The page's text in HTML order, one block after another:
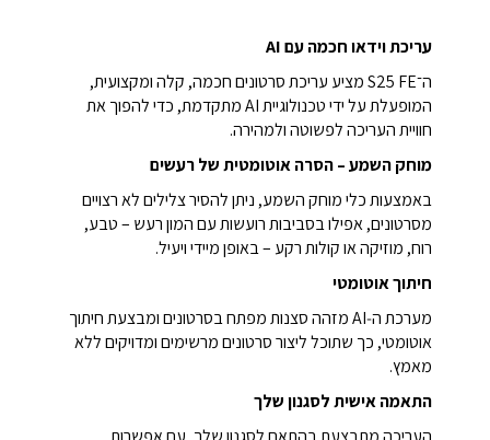
עריכת וידאו חכמה עם AI
ה־S25 FE מציע עריכת סרטונים חכמה, קלה ומקצועית,
המופעלת על ידי טכנולוגיית AI מתקדמת, כדי להפוך את
חוויית העריכה לפשוטה ולמהירה.
מוחק השמע – הסרה אוטומטית של רעשים
באמצעות כלי מוחק השמע, ניתן להסיר צלילים לא רצויים
מסרטונים, אפילו בסביבות רועשות עם המון רעש – טבע,
רוח, מוזיקה או קולות רקע – באופן מיידי ויעיל.
חיתוך אוטומטי
מערכת ה‑AI מזהה סצנות מפתח בסרטונים ומבצעת חיתוך
אוטומטי, כך שתוכל ליצור סרטונים מרשימים ומדויקים ללא
מאמץ.
התאמה אישית לסגנון שלך